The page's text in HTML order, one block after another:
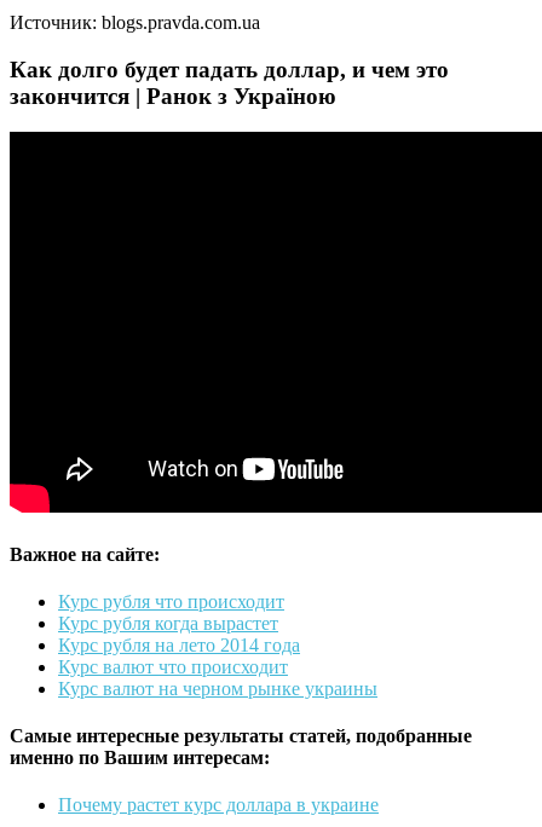
Источник: blogs.pravda.com.ua
Как долго будет падать доллар, и чем это
закончится | Ранок з Україною
Важное на сайте:
Курс рубля что происходит
Курс рубля когда вырастет
Курс рубля на лето 2014 года
Курс валют что происходит
Курс валют на черном рынке украины
Самые интересные результаты статей, подобранные
именно по Вашим интересам:
Почему растет курс доллара в украине